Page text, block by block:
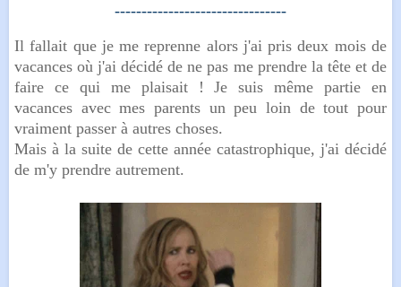
--------------------------------
Il fallait que je me reprenne alors j'ai pris deux mois de
vacances où j'ai décidé de ne pas me prendre la tête et de
faire ce qui me plaisait ! Je suis même partie en
vacances avec mes parents un peu loin de tout pour
vraiment passer à autres choses.
Mais à la suite de cette année catastrophique, j'ai décidé
de m'y prendre autrement.